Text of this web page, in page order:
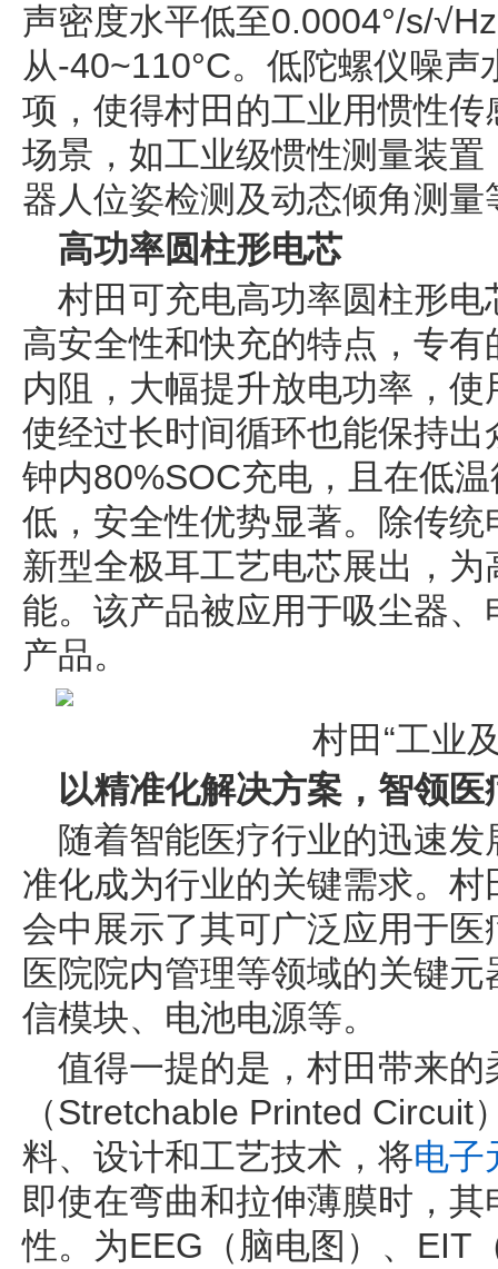
声密度水平低至0.0004°/s/
从-40~110°C。低陀螺仪噪
项，使得村田的工业用惯性
场景，如工业级惯性测量装
器人位姿检测及动态倾角测量
高功率圆柱形电芯
村田可充电高功率圆柱形
高安全性和快充的特点，专
内阻，大幅提升放电功率，
使经过长时间循环也能保持
钟内80%SOC充电，且在低
低，安全性优势显著。除传
新型全极耳工艺电芯展出，
能。该产品被应用于吸尘器
产品。
村田“工业
以精准化解决方案，智领医
随着智能医疗行业的迅速
准化成为行业的关键需求。
会中展示了其可广泛应用于
医院院内管理等领域的关键
信模块、电池电源等。
值得一提的是，村田带来的
（Stretchable Printed
料、设计和工艺技术，将电子
即使在弯曲和拉伸薄膜时，
性。为EEG（脑电图）、EIT